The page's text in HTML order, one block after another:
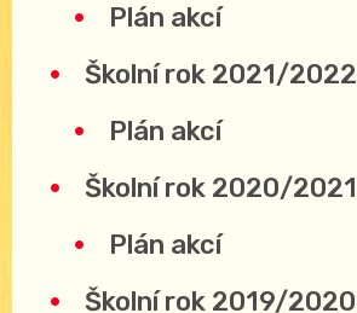
Plán akcí
Školní rok 2021/2022
Plán akcí
Školní rok 2020/2021
Plán akcí
Školní rok 2019/2020